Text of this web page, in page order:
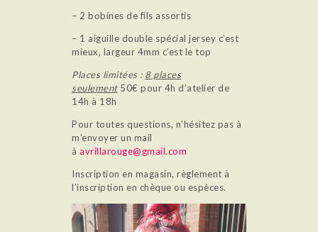
– 2 bobines de fils assortis
– 1 aiguille double spécial jersey c’est
mieux, largeur 4mm c’est le top
Places limitées : 8 places
seulement 50€ pour 4h d’atelier de
14h à 18h
Pour toutes questions, n’hésitez pas à
m’envoyer un mail
à avrillarouge@gmail.com
Inscription en magasin, règlement à
l’inscription en chèque ou espèces.